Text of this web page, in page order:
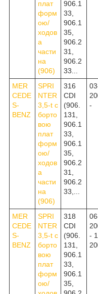
плат
форм
ою/
ходов
а
части
на
(906)
906.1
33,
906.1
35,
906.2
31,
906.2
33...
MER
CEDE
S-
BENZ
SPRI
NTER
3,5-t c
борто
вою
плат
форм
ою/
ходов
а
части
на
(906)
316
CDI
(906.
131,
906.1
33,
906.1
35,
906.2
31,
906.2
33,...
-
MER
CEDE
S-
BENZ
SPRI
NTER
3,5-t c
борто
вою
плат
форм
ою/
318
CDI
(906.
131,
906.1
33,
906.1
35,
-